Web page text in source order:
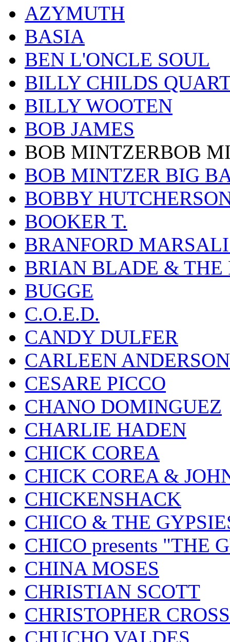
AZYMUTH
BASIA
BEN L'ONCLE SOUL
BILLY CHILDS
BILLY WOOTEN
BOB JAMES
BOB MINTZERBOB
BOB MINTZER BIG
BOBBY
BOOKER T.
BRANFORD
BRIAN BLADE & THE
BUGGE
C.O.E.D.
CANDY DULFER
CARLEEN ANDERSON
CESARE PICCO
CHANO DOMINGUEZ
CHARLIE HADEN
CHICK COREA
CHICK COREA &
CHICKENSHACK
CHICO & THE
CHICO presents "THE
CHINA MOSES
CHRISTIAN SCOTT
CHRISTOPHER CROSS